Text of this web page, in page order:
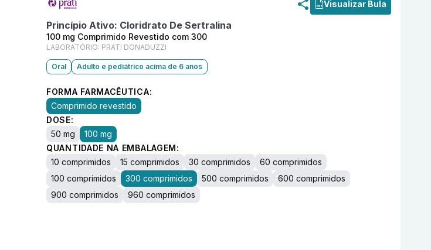
Visualizar Bula
Princípio Ativo: Cloridrato De Sertralina
100 mg Comprimido Revestido com 300
LABORATÓRIO: PRATI DONADUZZI
Oral Adulto e pediátrico acima de 6 anos
FORMA FARMACÊUTICA:
Comprimido revestido
DOSE:
50 mg
100 mg
QUANTIDADE NA EMBALAGEM:
10 comprimidos
15 comprimidos 30 comprimidos
60 comprimidos
100 comprimidos
300 comprimidos 500 comprimidos
600 comprimidos
900 comprimidos
960 comprimidos